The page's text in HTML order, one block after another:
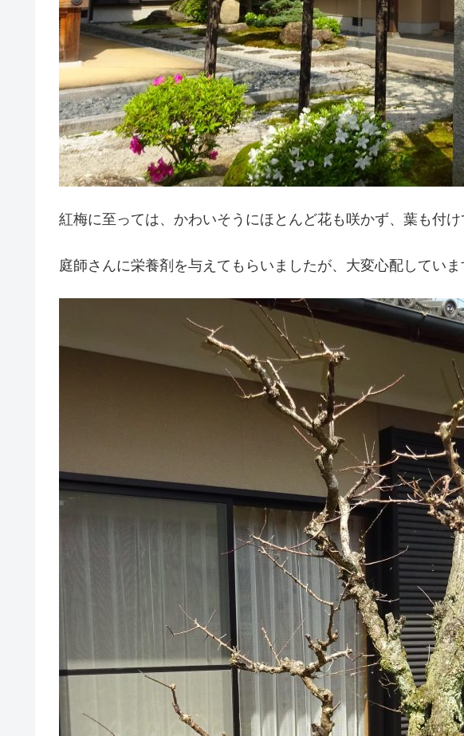
紅梅に至っては、かわいそうにほとんど花も咲かず、葉も付け
庭師さんに栄養剤を与えてもらいましたが、大変心配していま